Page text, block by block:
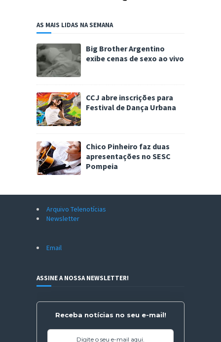
AS MAIS LIDAS NA SEMANA
Big Brother Argentino
exibe cenas de sexo ao vivo
CCJ abre inscrições para
Festival de Dança Urbana
Chico Pinheiro faz duas
apresentações no SESC
Pompeia
Arquivo Telenotícias
Newsletter
Email
ASSINE A NOSSA NEWSLETTER!
Receba notícias no seu e-mail!